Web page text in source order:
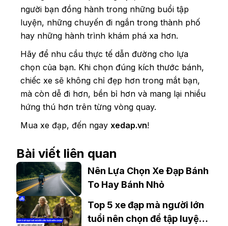
người bạn đồng hành trong những buổi tập
luyện, những chuyến đi ngắn trong thành phố
hay những hành trình khám phá xa hơn.
Hãy để nhu cầu thực tế dẫn đường cho lựa
chọn của bạn. Khi chọn đúng kích thước bánh,
chiếc xe sẽ không chỉ đẹp hơn trong mắt bạn,
mà còn dễ đi hơn, bền bỉ hơn và mang lại nhiều
hứng thú hơn trên từng vòng quay.
Mua xe đạp, đến ngay xedap.vn!
Bài viết liên quan
Nên Lựa Chọn Xe Đạp Bánh
To Hay Bánh Nhỏ
Top 5 xe đạp mà người lớn
tuổi nên chọn để tập luyện